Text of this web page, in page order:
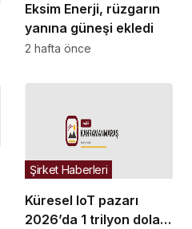
Eksim Enerji, rüzgarın
yanına güneşi ekledi
2 hafta önce
Küresel IoT pazarı
2026’da 1 trilyon doları
Şirket Haberleri